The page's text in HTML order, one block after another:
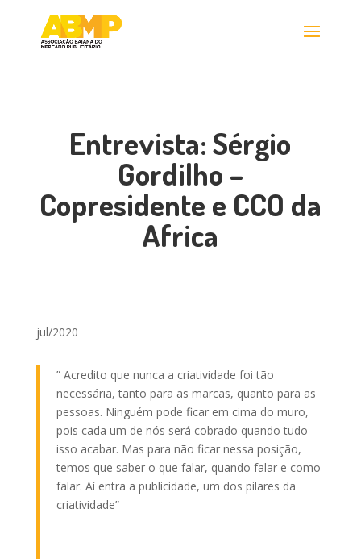
Entrevista: Sérgio
Gordilho –
Copresidente e CCO da
Africa
jul/2020
” Acredito que nunca a criatividade foi tão
necessária, tanto para as marcas, quanto para as
pessoas. Ninguém pode ficar em cima do muro,
pois cada um de nós será cobrado quando tudo
isso acabar. Mas para não ficar nessa posição,
temos que saber o que falar, quando falar e como
falar. Aí entra a publicidade, um dos pilares da
criatividade”